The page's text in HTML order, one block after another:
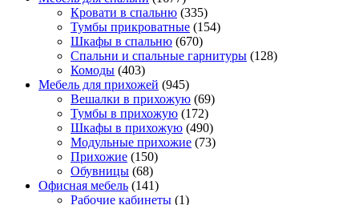
Кровати в спальню (335)
Тумбы прикроватные (154)
Шкафы в спальню (670)
Спальни и спальные гарнитуры (128)
Комоды (403)
Мебель для прихожей (945)
Вешалки в прихожую (69)
Тумбы в прихожую (172)
Шкафы в прихожую (490)
Модульные прихожие (73)
Прихожие (150)
Обувницы (68)
Офисная мебель (141)
Рабочие кабинеты (1)